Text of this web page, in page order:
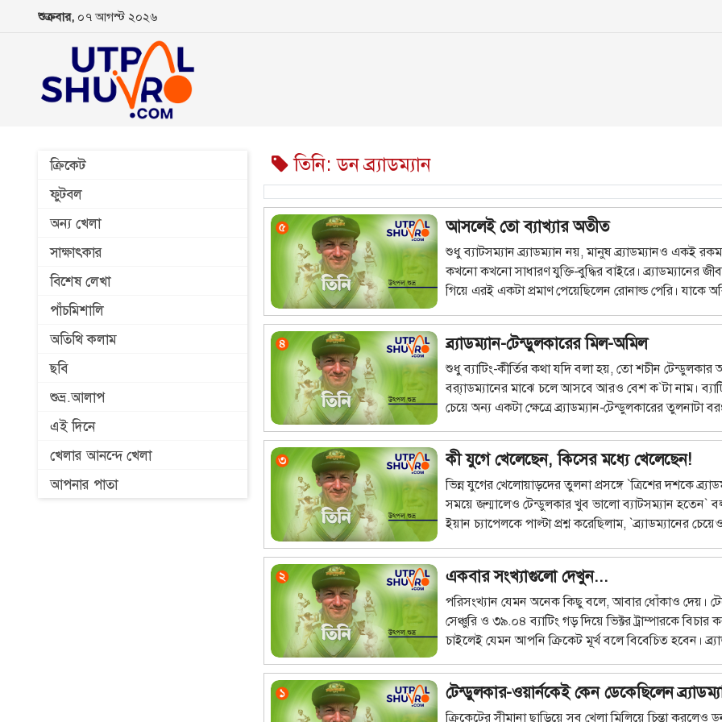
শুক্রবার, ০৭ আগস্ট ২০২৬
ক্রিকেট
ফুটবল
অন্য খেলা
সাক্ষাৎকার
বিশেষ লেখা
পাঁচমিশালি
অতিথি কলাম
ছবি
শুভ্র.আলাপ
এই দিনে
খেলার আনন্দে খেলা
আপনার পাতা
তিনি: ডন ব্র্যাডম্যান
আসলেই তো ব্যাখ্যার অতীত
শুধু ব্যাটসম্যান ব্র্যাডম্যান নয়, মানুষ ব্র্যাডম্যানও একই রকম
কখনো কখনো সাধারণ যুক্তি-বুদ্ধির বাইরে। ব্র্যাডম্যানের
গিয়ে এরই একটা প্রমাণ পেয়েছিলেন রোনাল্ড পেরি। যাকে
ব্র্যাডম্যান-টেন্ডুলকারের মিল-অমিল
শুধু ব্যাটিং-কীর্তির কথা যদি বলা হয়, তো শচীন
ব্র‍্যাডম্যানের মাঝে চলে আসবে আরও বেশ ক`টা নাম।
চেয়ে অন্য একটা ক্ষেত্রে ব্র্যাডম্যান-টেন্ডুলকারের তুলনাটা
এবং সেই খ্যাতি খেলার সীমানা ছাড়িয়ে সমাজের সব স্তরেই
ব্র্যাডম্যান যত দিন বেঁচে ছিলেন, `দ্য গ্রেটেস্ট লিভিং
তকমাটা আঠার মতো গায়ে লেগে ছিল। মৃত্যুর পর পরিবর্তন
‘লিভিং’ শব্দটির বিলুপ্তি।
কী যুগে খেলেছেন, কিসের মধ্যে খেলেছেন!
ভিন্ন যুগের খেলোয়াড়দের তুলনা প্রসঙ্গে `ত্রিশের দশকে
সময়ে জন্মালেও টেন্ডুলকার খুব ভালো ব্যাটসম্যান হতেন`
ইয়ান চ্যাপেলকে পাল্টা প্রশ্ন করেছিলাম, `ব্র্যাডম্যানের
ভালো ছিল না, কিন্তু ব্যাটসম্যান ব্র্যাডম্যানের সামনে মাথা
কারও উপায় ছিল! নিজেকে ব্র্র্যাডম্যান সেই উচ্চতাতেও নিয়ে
রোদ-বৃষ্টি-ঝড়ে অরক্ষিত উইকেটে খেলে, কখনো বা স্পোর্টস
সেলসম্যানের কাজ করে!
একবার সংখ্যাগুলো দেখুন...
পরিসংখ্যান যেমন অনেক কিছু বলে, আবার ধোঁকাও দেয়।
সেঞ্চুরি ও ৩৯.০৪ ব্যাটিং গড় দিয়ে ভিক্টর ট্রাম্পারকে বিচার
চাইলেই যেমন আপনি ক্রিকেট মূর্খ বলে বিবেচিত হবেন।
পরিসংখ্যানই যথেষ্ট। ব্যাটিংয়ের মতো ভাগ্যনির্ভর অনিশ্চিত
কাজকে এমনই দুই আর দুইয়ে চারের মতো বানিয়ে
ভাবলে স্তম্ভিত হয়ে যেতে হয়।
টেন্ডুলকার-ওয়ার্নকেই কেন ডেকেছিলেন
ক্রিকেটের সীমানা ছাড়িয়ে সব খেলা মিলিয়ে চিন্তা করলেও